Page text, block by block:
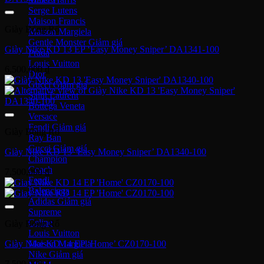
Serge Lutens
Maison Francis
Maison Margiela
Gentle Monster
Prada
Louis Vuitton
Dior
Gucci
Saint Laurent
Bottega Veneta
Versace
Fendi
Ray Ban
Gucci
Champion
Coach
Fendi
Balenciaga
Adidas
Supreme
Celine
Louis Vuitton
Maison Margiela
Nike
Giày Bóng Rổ
Giày Nike KD 13 EP ‘Easy Money Sniper’ DA1341-100
6,500,000₫
Giày Bóng Rổ
Giày Nike KD 13 ‘Easy Money Sniper’ DA1340-100
7,500,000₫
Giày Bóng Rổ
Giày Nike KD 14 EP ‘Home’ CZ0170-100